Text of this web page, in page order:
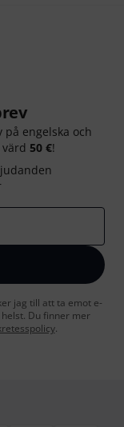
engelska och
värd 50 €!
jag till att ta emot e-
Du finner mer
.